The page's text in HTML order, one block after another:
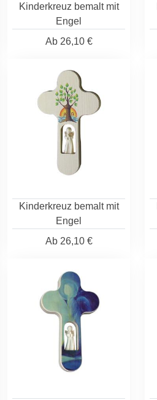
Kinderkreuz bemalt mit
Engel
Ab26,10 €
Kinderkreuz bemalt mit
Engel
Ab26,10 €